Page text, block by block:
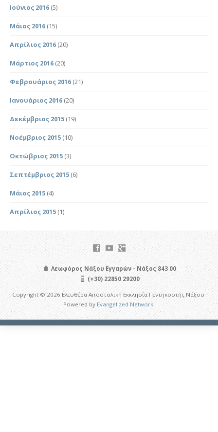
Ιούνιος 2016 (5)
Μάιος 2016 (15)
Απρίλιος 2016 (20)
Μάρτιος 2016 (20)
Φεβρουάριος 2016 (21)
Ιανουάριος 2016 (20)
Δεκέμβριος 2015 (19)
Νοέμβριος 2015 (10)
Οκτώβριος 2015 (3)
Σεπτέμβριος 2015 (6)
Μάιος 2015 (4)
Απρίλιος 2015 (1)
Λεωφόρος Νάξου Εγγαρών - Νάξος 843 00
(+30) 22850 29200
Copyright © 2026 Ελευθέρα Αποστολική Εκκλησία Πεντηκοστής Νάξου.
Powered byEvangelized Network.